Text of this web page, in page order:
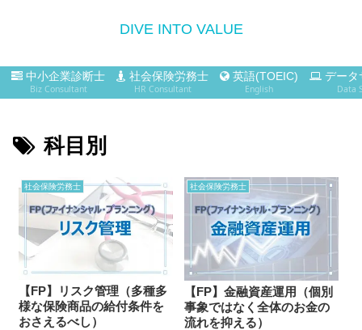
DIVE INTO VALUE
中小企業診断士
Biz Consultant
社会保険労務士
HR Consultant
英語(TOEIC)
English
データ
Data
科目別
社会保険労務士
【FP】リスク管理（多種多
様な保険商品の給付条件を
おさえるべし）
社会保険労務士
【FP】金融資産運用（個別
事象ではなく全体のお金の
流れを抑える）